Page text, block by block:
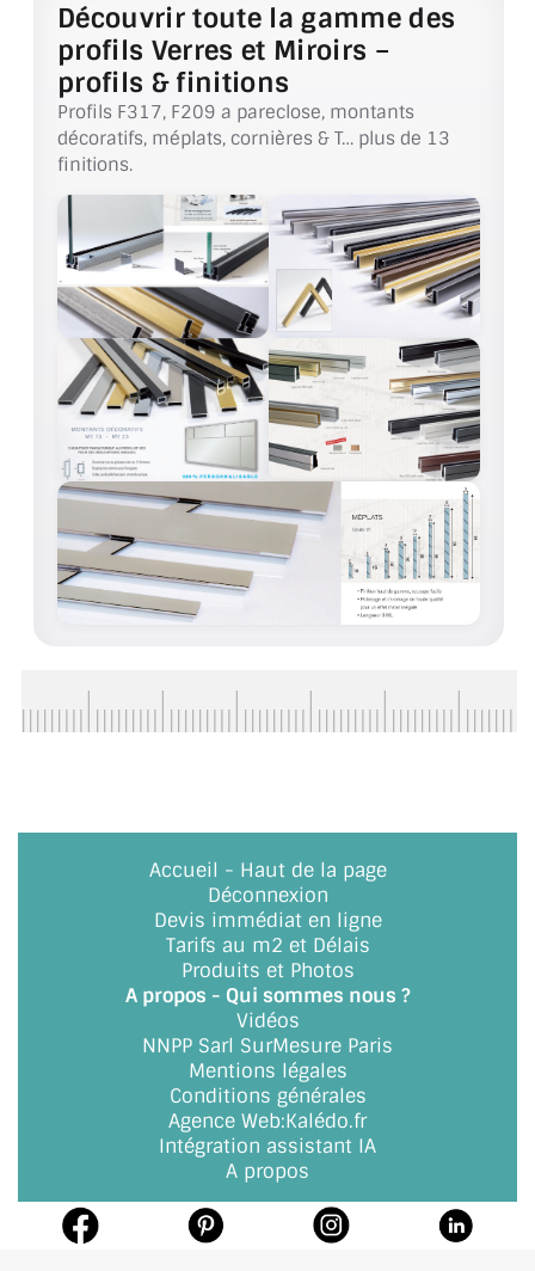
VERRIÈRE TYPE ATELIER
VERRES TEXTURÉS
PLEXIGLAS PMMA
DOUBLE VITRAGE
ACCESSOIRES & QUINCAILLERIE
CATALOGUE DE PROFILS ET FIXATION DU
VERRE
LES FIXATIONS POUR MIROIR
LES PROFILS PAROI DE VERRE
VITRINE EN VERRE
CONNECTEURS ET ASSEMBLAGE DE VERRES
PLATS ET CORNIÈRES
BOUTONS ET POIGNÉES
SYSTÈMES PIVOTANTS
SYSTÈMES COULISSANTS
LE CATALOGUE ACCESSOIRES
(STROMBINOSCOPE)
ACCESSOIRES EN PROMOTIONS
EXEMPLES, RÉALISATIONS, INSPIRATIONS
COMMENT COUPER DU VERRE ?
Découvrir toute la gamme des
profils Verres et Miroirs –
profils & finitions
Profils F317, F209 a pareclose, montants
décoratifs, méplats, cornières & T… plus de 13
finitions.
Accueil - Haut de la page
Déconnexion
Devis immédiat en ligne
Tarifs au m2 et Délais
Produits et Photos
A propos - Qui sommes nous ?
Vidéos
NNPP Sarl SurMesure Paris
Mentions légales
Conditions générales
Agence Web:Kalédo.fr
Intégration assistant IA
A propos